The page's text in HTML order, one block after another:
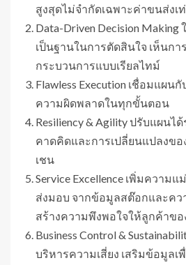
สูงสุดไม่จำกัดเฉพาะค่าขนส่งเ
Data-Driven Decision
เป็นฐานในการตัดสินใจ เห็นก
กระบวนการแบบเรียลไทม์
Flawless Execution เชื่อมแผน
ความผิดพลาดในทุกขั้นตอน
Resiliency & Agility ปรับแผนไ
คาดคิดและการเปลี่ยนแปลงข
เชน
Service Excellence เพิ่มความแ
ส่งมอบ จากข้อมูลสต๊อกและค
สร้างความพึงพอใจให้ลูกค้าขอ
Business Control &
บริหารความเสี่ยง เสริมข้อมูลเ